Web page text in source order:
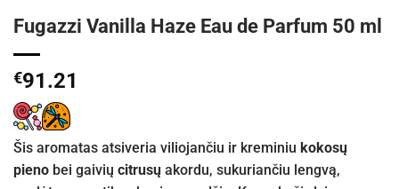
Fugazzi Vanilla Haze Eau de Parfum 50 ml
€91.21
Šis aromatas atsiveria viliojančiu ir kreminiu kokosų
pieno bei gaivių citrusų akordu, sukuriančiu lengvą,